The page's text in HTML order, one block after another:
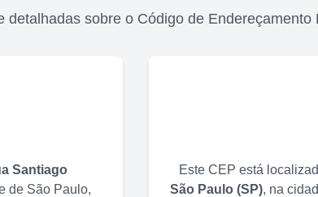
detalhadas sobre o Código de
Santiago
de São Paulo,
Este CEP está
São Paulo (SP), na